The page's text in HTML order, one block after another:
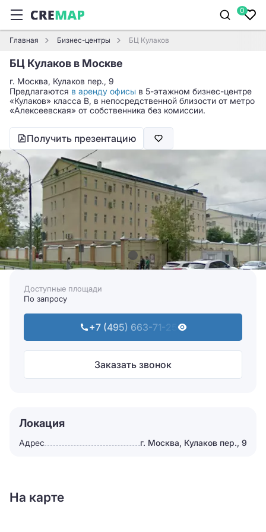
0
Главная Бизнес-центры БЦ Кулаков
БЦ Кулаков в Москве
г. Москва, Кулаков пер., 9
Предлагаются в аренду офисы в 5-этажном бизнес-центре
«Кулаков» класса B, в непосредственной близости от метро
«Алексеевская» от собственника без комиссии.
Получить презентацию
Доступные площади
По запросу
+7 (495) 663-71-25
Заказать звонок
Локация
Адрес г. Москва, Кулаков пер., 9
На карте